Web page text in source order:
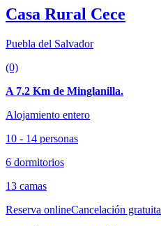
Casa Rural Cece
Puebla del Salvador
(0)
A 7.2 Km de Minglanilla.
Alojamiento entero
10 - 14 personas
6 dormitorios
13 camas
Reserva onlineCancelación gratuita